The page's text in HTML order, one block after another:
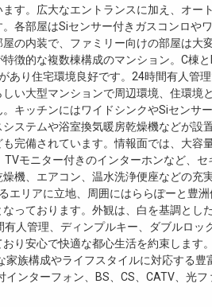
す。広大なエントランスに加え、オ
各部屋はSiセンサー付きガスコンロや
の内装で、ファミリー向けの部屋は大
徴的な複数棟構成のマンション。C棟
あり住宅環境良好です。24時間有人管
い大型マンションで周辺環境、住環境
キッチンにはワイドシンクやSiセンサ
ステムや浴室換気暖房乾燥機などが
完備されています。情報面では、大容
モニター付きのインターホンなど、
機、エアコン、温水洗浄便座などの充
エリアに立地、周囲にはららぽーと豊
っております。外観は、白を基調とし
人管理、ディンプルキー、ダブルロ
り安心で快適な都心生活を約束します
家族構成やライフスタイルに対応する
ンターフォン、BS、CS、CATV、光